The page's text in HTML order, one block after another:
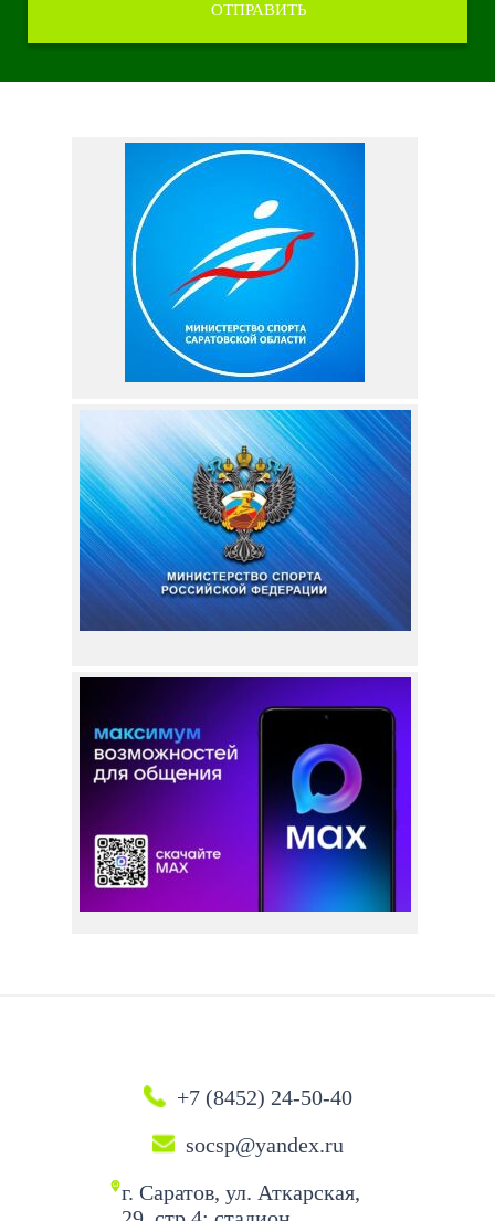
+7 (8452) 24-50-40
socsp@yandex.ru
г. Саратов, ул. Аткарская,